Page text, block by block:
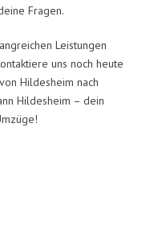
Fragen.
Leistungen
uns noch heute
Hildesheim nach
Hildesheim – dein